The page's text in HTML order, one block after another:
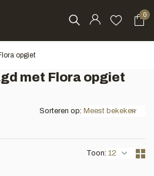
0
opgiet
met Flora opgiet
Toon:
Sorteren op: